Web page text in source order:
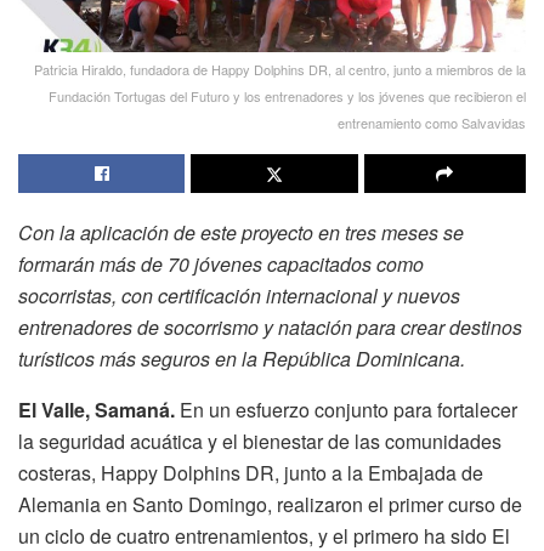
Patricia Hiraldo, fundadora de Happy Dolphins DR, al centro, junto a miembros de la
Fundación Tortugas del Futuro y los entrenadores y los jóvenes que recibieron el
entrenamiento como Salvavidas
Con la aplicación de este proyecto en tres meses se
formarán más de 70 jóvenes capacitados como
socorristas, con certificación internacional y nuevos
entrenadores de socorrismo y natación para crear destinos
turísticos más seguros en la República Dominicana.
El Valle, Samaná. En un esfuerzo conjunto para fortalecer
la seguridad acuática y el bienestar de las comunidades
costeras, Happy Dolphins DR, junto a la Embajada de
Alemania en Santo Domingo, realizaron el primer curso de
un ciclo de cuatro entrenamientos, y el primero ha sido El